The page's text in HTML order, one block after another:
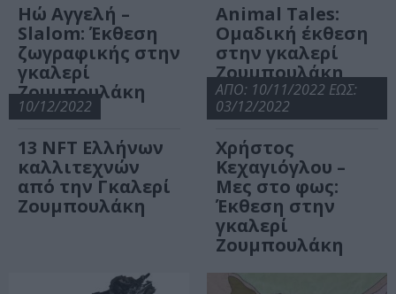
Ηώ Αγγελή –
Slalom: Έκθεση
ζωγραφικής στην
γκαλερί
Ζουμπουλάκη
Animal Tales:
Ομαδική έκθεση
στην γκαλερί
Ζουμπουλάκη
10/12/2022
13 NFT Ελλήνων
καλλιτεχνών
από την Γκαλερί
Ζουμπουλάκη
ΑΠΟ: 10/11/2022 ΕΩΣ:
03/12/2022
Χρήστος
Κεχαγιόγλου –
Μες στο φως:
Έκθεση στην
γκαλερί
Ζουμπουλάκη